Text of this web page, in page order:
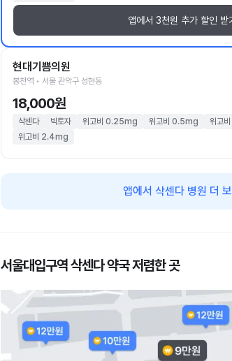
앱에서 3천원 추가 할인 받
현대기쁨의원
봉천역 • 서울 관악구 성현동
18,000원
삭센다 빅토자 위고비 0.25mg 위고비 0.5mg 위고
위고비 2.4mg
앱에서 삭센다 병원 더 보
서울대입구역 삭센다 약국 저렴한 곳